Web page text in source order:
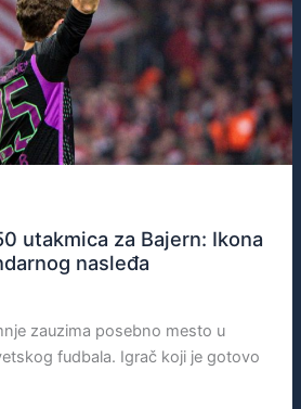
utakmica za Bajern: Ikona
nasleđa
zauzima posebno mesto u
fudbala. Igrač koji je gotovo